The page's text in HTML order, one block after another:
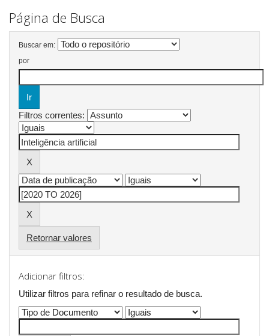
Página de Busca
Buscar em:
por
Filtros correntes:
Retornar valores
Adicionar filtros:
Utilizar filtros para refinar o resultado de busca.